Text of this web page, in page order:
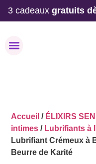
3 cadeaux gratuits
Accueil / ÉLIXIRS
intimes / Lubrifiants à
Lubrifiant Crémeux à
Beurre de Karité